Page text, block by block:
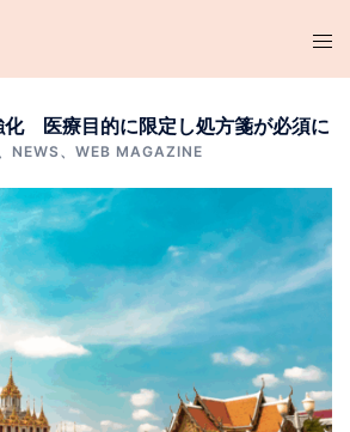
化 医療目的に限定し処方箋が必須に
NEWS、 WEB MAGAZINE